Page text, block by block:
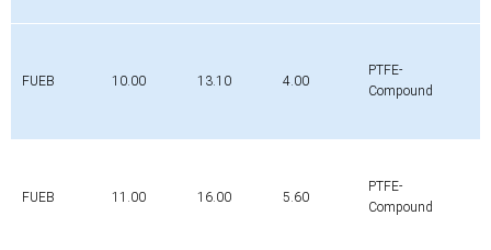
FUEB 10.00 13.10 4.00
PTFE-
Compound
FUEB 11.00 16.00 5.60
PTFE-
Compound